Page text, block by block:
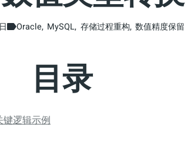
Oracle MySQL 存储过程重构 数值精度保留
目录
键逻辑示例